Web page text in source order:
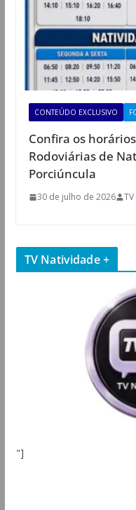
CONTEÚDO EXCLUSIVO
Confira os
Rodoviárias de
Porciúncula
30 de julho de 2026
TV Natividade +
"]